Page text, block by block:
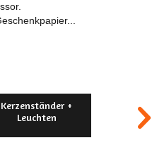
Kerzenständer +
Leuchten
Vasen